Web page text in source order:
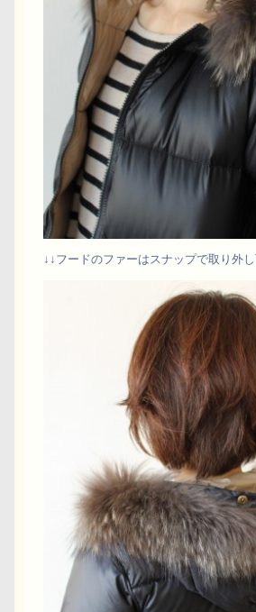
↓↓フードのファーはスナップで取り外し